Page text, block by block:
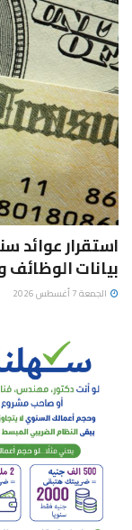
استقرار عوائد
بيانات الوظائف
الجمعة 7 أغسطس 2026